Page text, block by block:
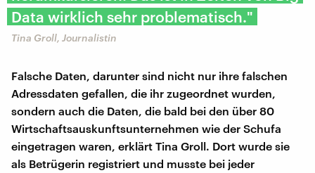
Data wirklich sehr problematisch."
Tina Groll, Journalistin
Falsche Daten, darunter sind nicht nur ihre falschen
Adressdaten gefallen, die ihr zugeordnet wurden,
sondern auch die Daten, die bald bei den über 80
Wirtschaftsauskunftsunternehmen wie der Schufa
eingetragen waren, erklärt Tina Groll. Dort wurde sie
als Betrügerin registriert und musste bei jeder